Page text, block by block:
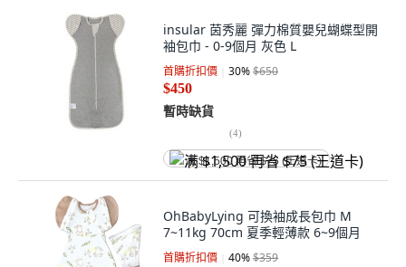
insular 茵秀麗 彈力棉質嬰兒蝴蝶型開
袖包巾 - 0-9個月 灰色 L
首購折扣價 30%$650
$450
暫時缺貨
(4)
满 $1,500 再省 $75 (王道卡)
OhBabyLying 可換袖成長包巾 M
7~11kg 70cm 夏季輕薄款 6~9個月
首購折扣價 40%$359